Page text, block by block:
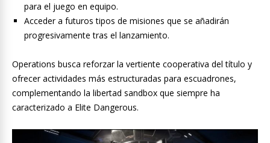
para el juego en equipo.
Acceder a futuros tipos de misiones que se añadirán
progresivamente tras el lanzamiento.
Operations busca reforzar la vertiente cooperativa del título y
ofrecer actividades más estructuradas para escuadrones,
complementando la libertad sandbox que siempre ha
caracterizado a Elite Dangerous.